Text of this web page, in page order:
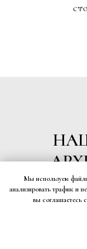
Мы используем
анализировать трафик и
вы соглашаетесь